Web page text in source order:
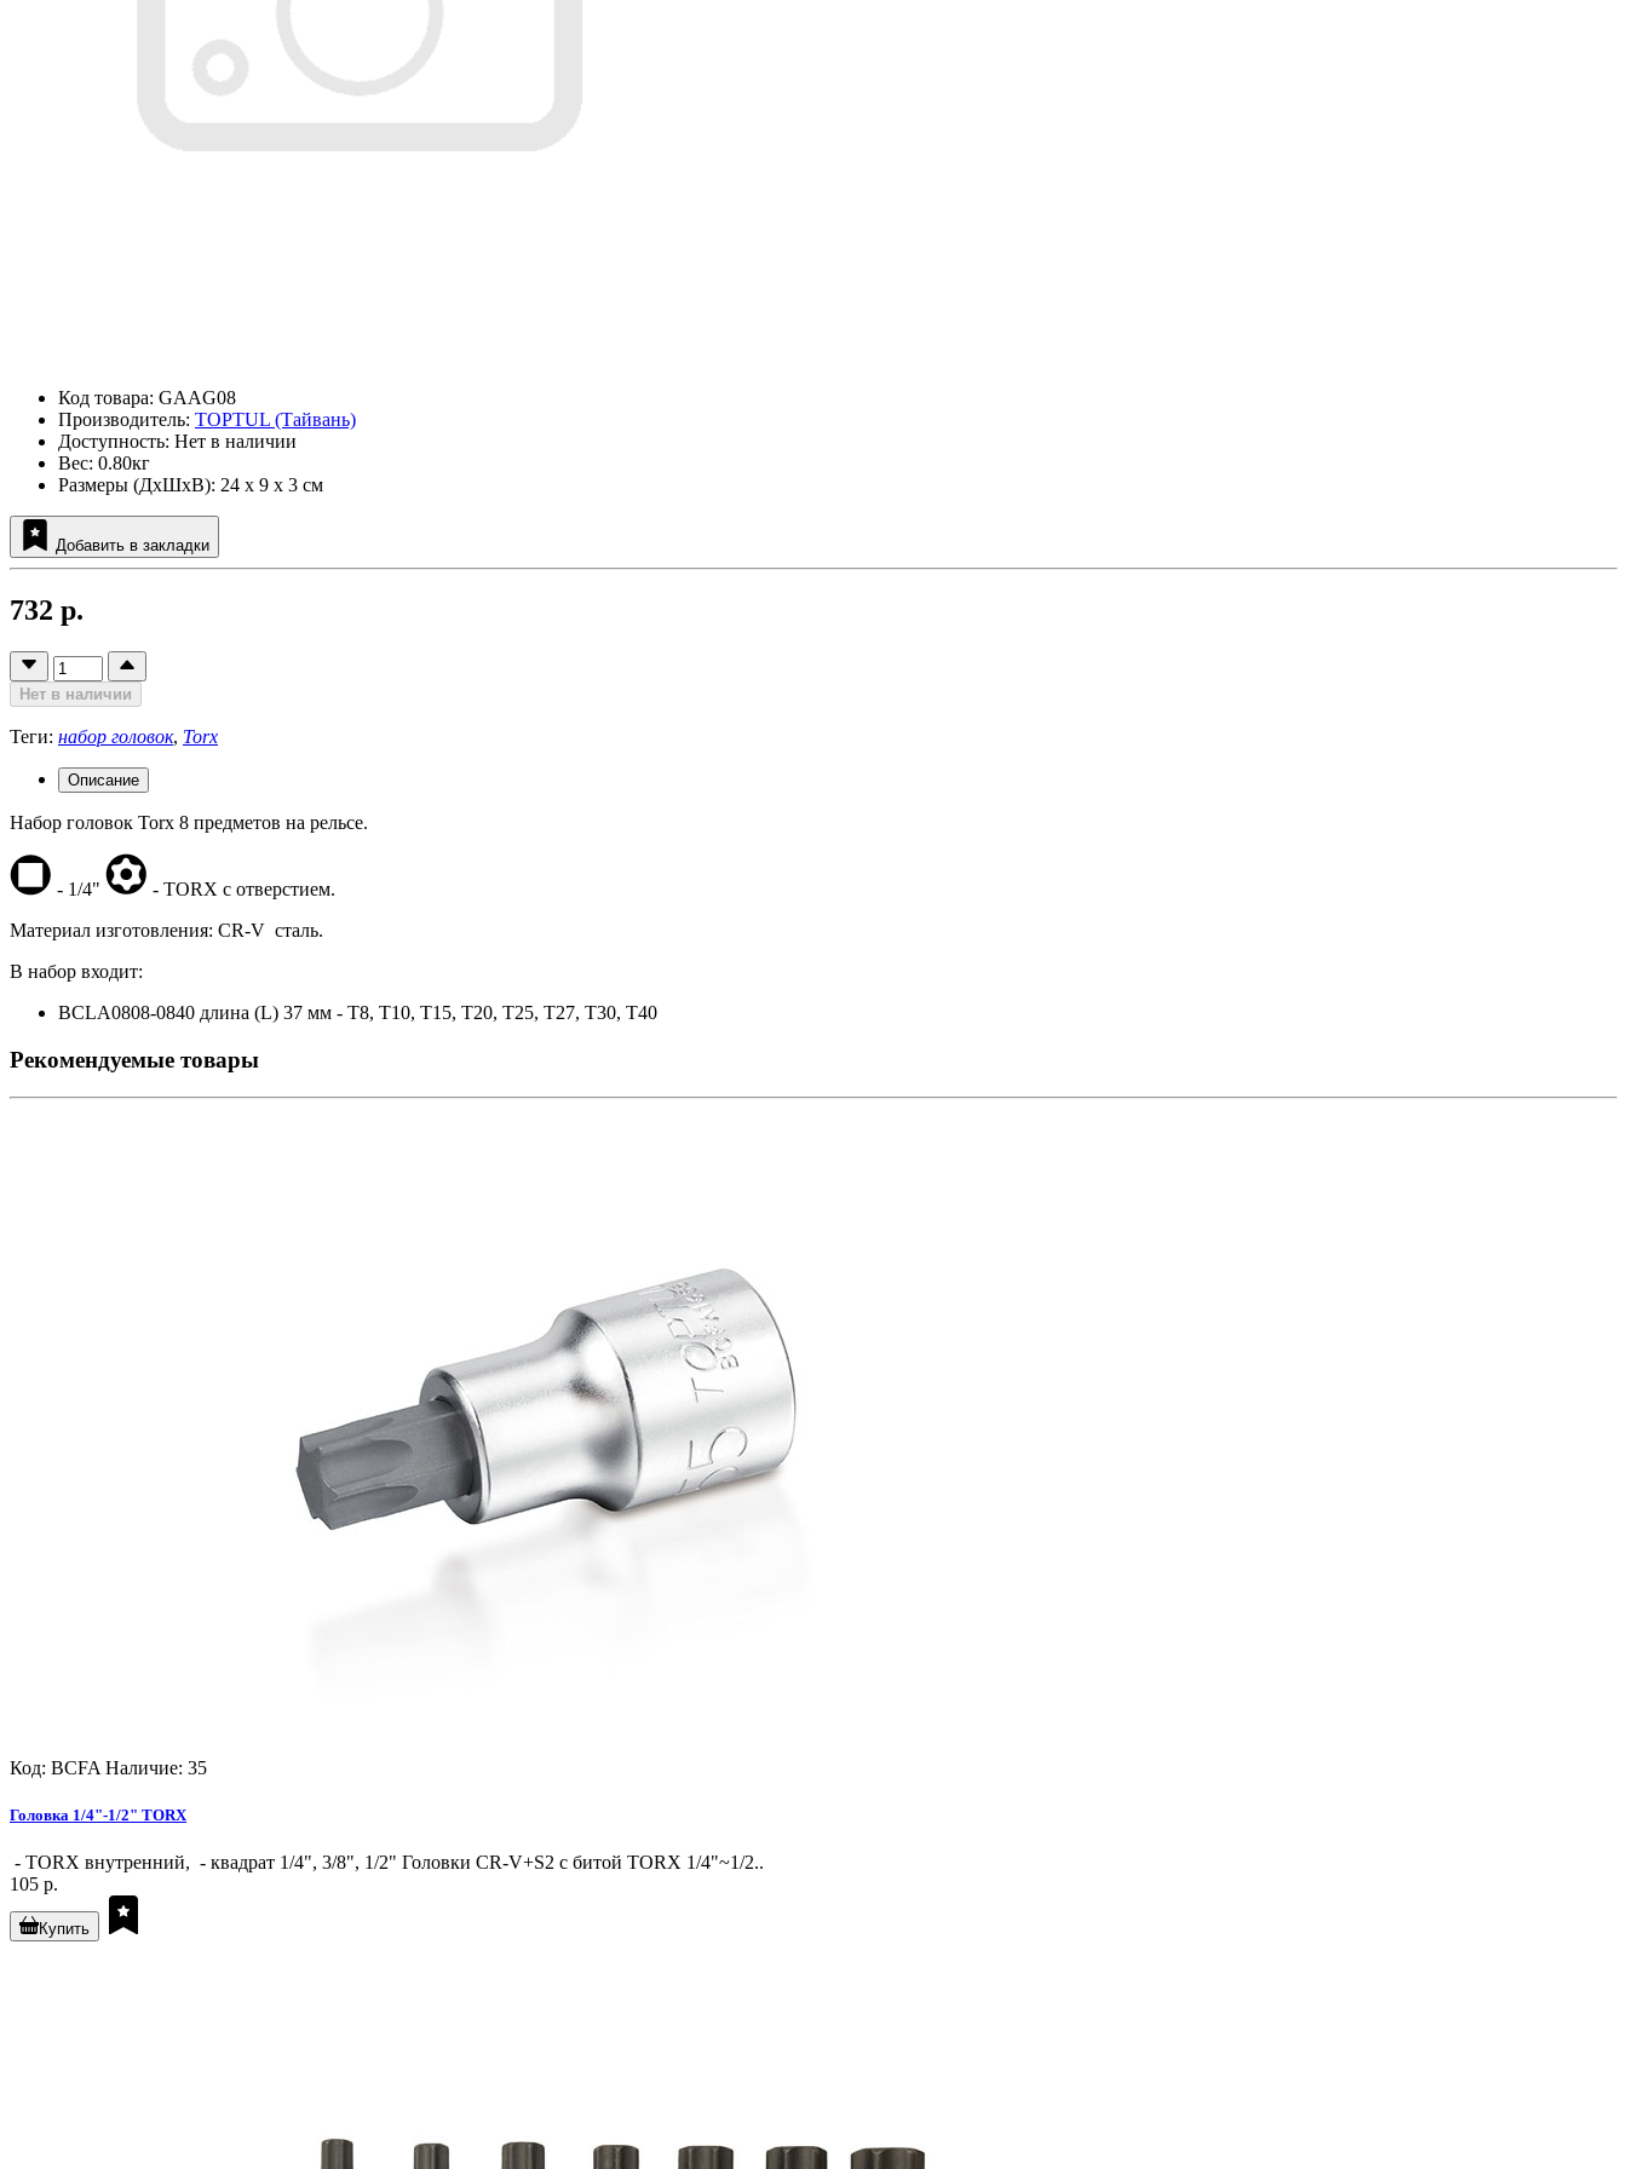
Код товара: GAAG08
Производитель: TOPTUL (Тайвань)
Доступность: Нет в наличии
Вес: 0.80кг
Размеры (ДxШxВ): 24 x 9 x 3 см
Добавить в закладки
732 р.
Нет в наличии
Теги: набор головок, Torx
Описание
Набор головок Torx 8 предметов на рельсе.
- 1/4"
- TORX с отверстием.
Материал изготовления: CR-V сталь.
В набор входит:
BCLA0808-0840 длина (L) 37 мм - T8, T10, T15, T20, T25, T27, T30, T40
Рекомендуемые товары
Код: BCFA Наличие: 35
Головка 1/4"-1/2" TORX
- TORX внутренний, - квадрат 1/4", 3/8", 1/2" Головки CR-V+S2 с битой TORX 1/4"~1/2..
105 р.
Купить